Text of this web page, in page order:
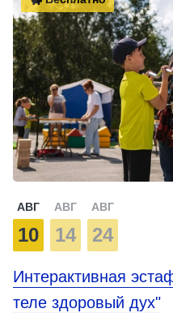
АВГ
10
АВГ
14
АВГ
24
Интерактивная
теле здоровый дух"